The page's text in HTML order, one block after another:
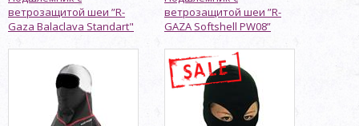
ветрозащитой шеи ”R-
Gaza Balaclava Standart"
ветрозащитой шеи ”R-
GAZA Softshell PW08”